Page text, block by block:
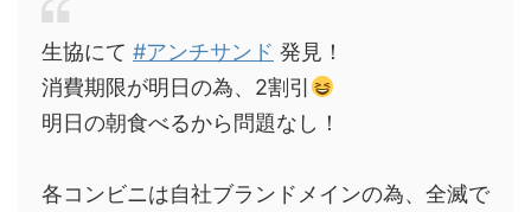
生協にて #アンチサンド 発見！
消費期限が明日の為、2割引
明日の朝食べるから問題なし！
各コンビニは自社ブランドメインの為、全滅で